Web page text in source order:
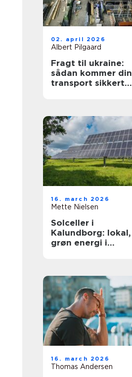
02. april 2026
Albert Pilgaard
Fragt til ukraine:
sådan kommer din
transport sikkert
16. march 2026
Mette Nielsen
Solceller i
Kalundborg: lokal,
grøn energi i
16. march 2026
Thomas Andersen